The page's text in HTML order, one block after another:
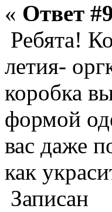
« Ответ
Ребята!
летия-
коробка
формой
вас даже
как
Записан